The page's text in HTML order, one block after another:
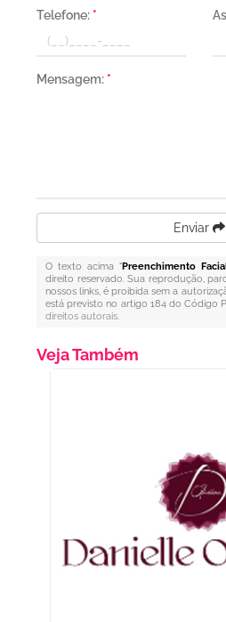
Telefone: *
Mensagem: *
Enviar
O texto acima "Preenchimento
direito reservado. Sua reprodução,
nossos links, é proibida sem a
está previsto no artigo 184 do Código
direitos autorais.
Veja Também